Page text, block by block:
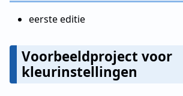
eerste editie
Voorbeeldproject voor
kleurinstellingen